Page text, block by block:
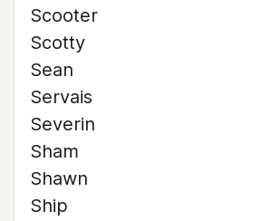
Scooter
Scotty
Sean
Servais
Severin
Sham
Shawn
Ship